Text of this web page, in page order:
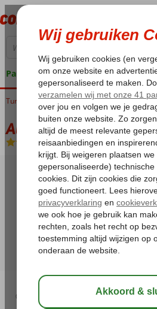
Pakketgarantie
Home
Turkije Turkse Riviera Alanya Oba Atlas
Atlas Hotel
All Inclusive- Hotel
03:45